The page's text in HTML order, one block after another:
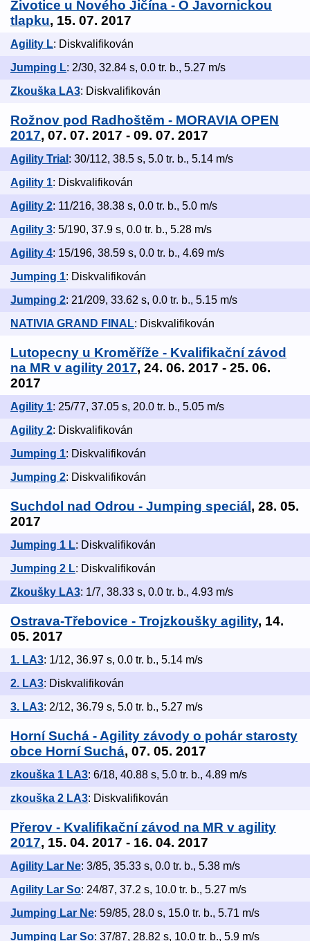
Životice u Nového Jičína - O Javornickou
tlapku, 15. 07. 2017
Agility L: Diskvalifikován
Jumping L: 2/30, 32.84 s, 0.0 tr. b., 5.27 m/s
Zkouška LA3: Diskvalifikován
Rožnov pod Radhoštěm - MORAVIA OPEN
2017, 07. 07. 2017 - 09. 07. 2017
Agility Trial : 30/112, 38.5 s, 5.0 tr. b., 5.14 m/s
Agility 1: Diskvalifikován
Agility 2: 11/216, 38.38 s, 0.0 tr. b., 5.0 m/s
Agility 3: 5/190, 37.9 s, 0.0 tr. b., 5.28 m/s
Agility 4: 15/196, 38.59 s, 0.0 tr. b., 4.69 m/s
Jumping 1: Diskvalifikován
Jumping 2: 21/209, 33.62 s, 0.0 tr. b., 5.15 m/s
NATIVIA GRAND FINAL: Diskvalifikován
Lutopecny u Kroměříže - Kvalifikační závod
na MR v agility 2017, 24. 06. 2017 - 25. 06.
2017
Agility 1: 25/77, 37.05 s, 20.0 tr. b., 5.05 m/s
Agility 2: Diskvalifikován
Jumping 1: Diskvalifikován
Jumping 2: Diskvalifikován
Suchdol nad Odrou - Jumping speciál, 28. 05.
2017
Jumping 1 L: Diskvalifikován
Jumping 2 L: Diskvalifikován
Zkoušky LA3: 1/7, 38.33 s, 0.0 tr. b., 4.93 m/s
Ostrava-Třebovice - Trojzkoušky agility, 14.
05. 2017
1. LA3: 1/12, 36.97 s, 0.0 tr. b., 5.14 m/s
2. LA3: Diskvalifikován
3. LA3: 2/12, 36.79 s, 5.0 tr. b., 5.27 m/s
Horní Suchá - Agility závody o pohár starosty
obce Horní Suchá, 07. 05. 2017
zkouška 1 LA3: 6/18, 40.88 s, 5.0 tr. b., 4.89 m/s
zkouška 2 LA3: Diskvalifikován
Přerov - Kvalifikační závod na MR v agility
2017, 15. 04. 2017 - 16. 04. 2017
Agility Lar Ne: 3/85, 35.33 s, 0.0 tr. b., 5.38 m/s
Agility Lar So: 24/87, 37.2 s, 10.0 tr. b., 5.27 m/s
Jumping Lar Ne: 59/85, 28.0 s, 15.0 tr. b., 5.71 m/s
Jumping Lar So: 37/87, 28.82 s, 10.0 tr. b., 5.9 m/s